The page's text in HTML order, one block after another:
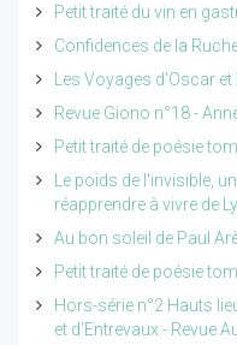
Petit traité du vin en
Confidences de la
Les Voyages d'Oscar
Revue Giono n°18 -
Petit traité de poésie
Le poids de l'invisible,
réapprendre à vivre de
Au bon soleil de Paul
Petit traité de poésie
Hors-série n°2 Hauts
et d'Entrevaux - Revue